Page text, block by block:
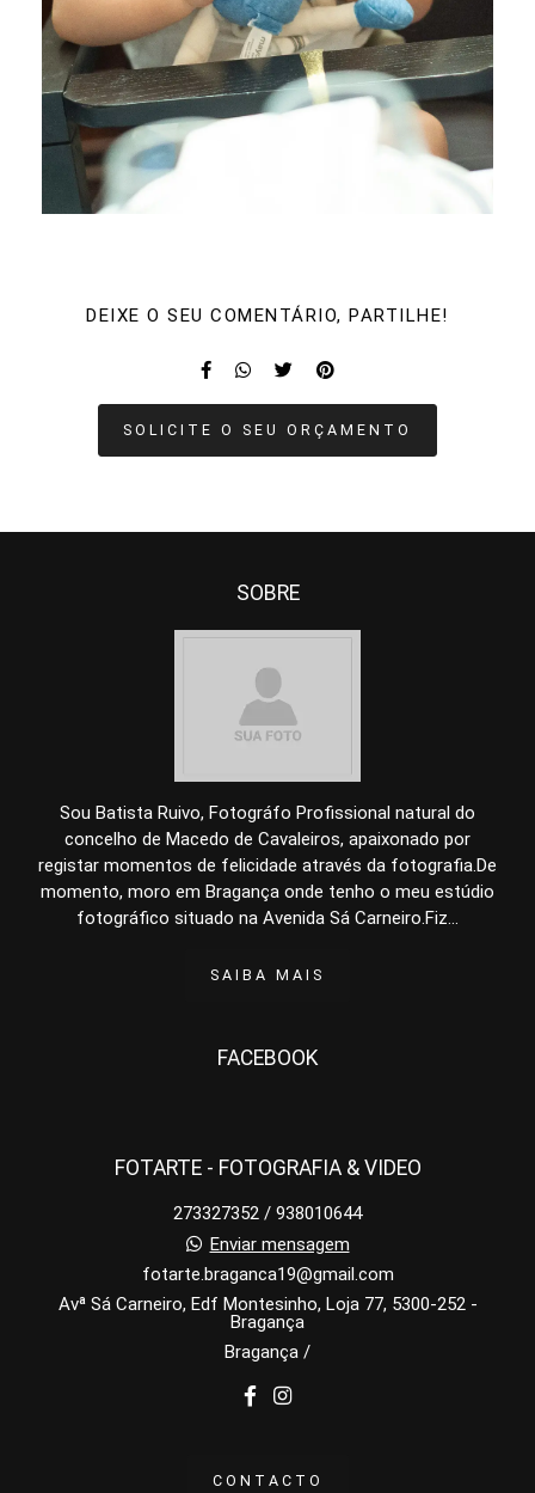
DEIXE O SEU COMENTÁRIO, PARTILHE!
SOLICITE O SEU ORÇAMENTO
SOBRE
Sou Batista Ruivo, Fotográfo Profissional natural do
concelho de Macedo de Cavaleiros, apaixonado por
registar momentos de felicidade através da fotografia.De
momento, moro em Bragança onde tenho o meu estúdio
fotográfico situado na Avenida Sá Carneiro.Fiz...
SAIBA MAIS
FACEBOOK
FOTARTE - FOTOGRAFIA & VIDEO
273327352 / 938010644
Enviar mensagem
fotarte.braganca19@gmail.com
Avª Sá Carneiro, Edf Montesinho, Loja 77, 5300-252 -
Bragança
Bragança /
CONTACTO